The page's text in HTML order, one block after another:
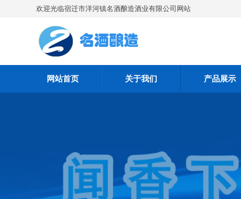
欢迎光临宿迁市洋河镇名酒酿造酒业有限公司网站
网站首页 关于我们 产品展示